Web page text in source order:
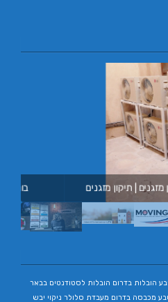
הובלות בדרום הובלות לסטודנטים בבאר
מכבסה בדרום מעבדת סלולר ניקוי יבש